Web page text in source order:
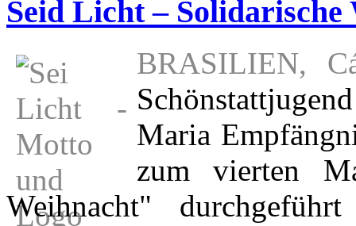
Seid Licht – Solidarische
BRASILIEN,
Maria
zum vierten
Weihnacht"